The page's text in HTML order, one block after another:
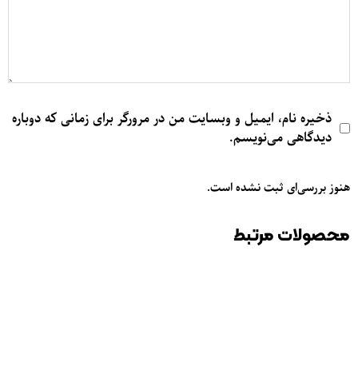
ذخیره نام، ایمیل و وبسایت من در مرورگر برای زمانی که دوباره
دیدگاهی می‌نویسم.
هنوز بررسی‌ای ثبت نشده است.
محصولات مرتبط